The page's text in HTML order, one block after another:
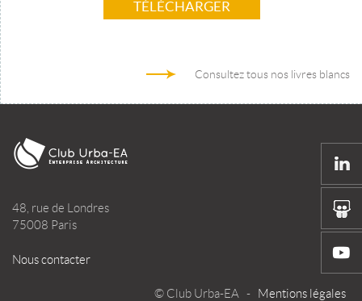
TÉLÉCHARGER
Consultez tous nos livres blancs
48, rue de Londres
75008 Paris
Nous contacter
© Club Urba-EA - Mentions légales